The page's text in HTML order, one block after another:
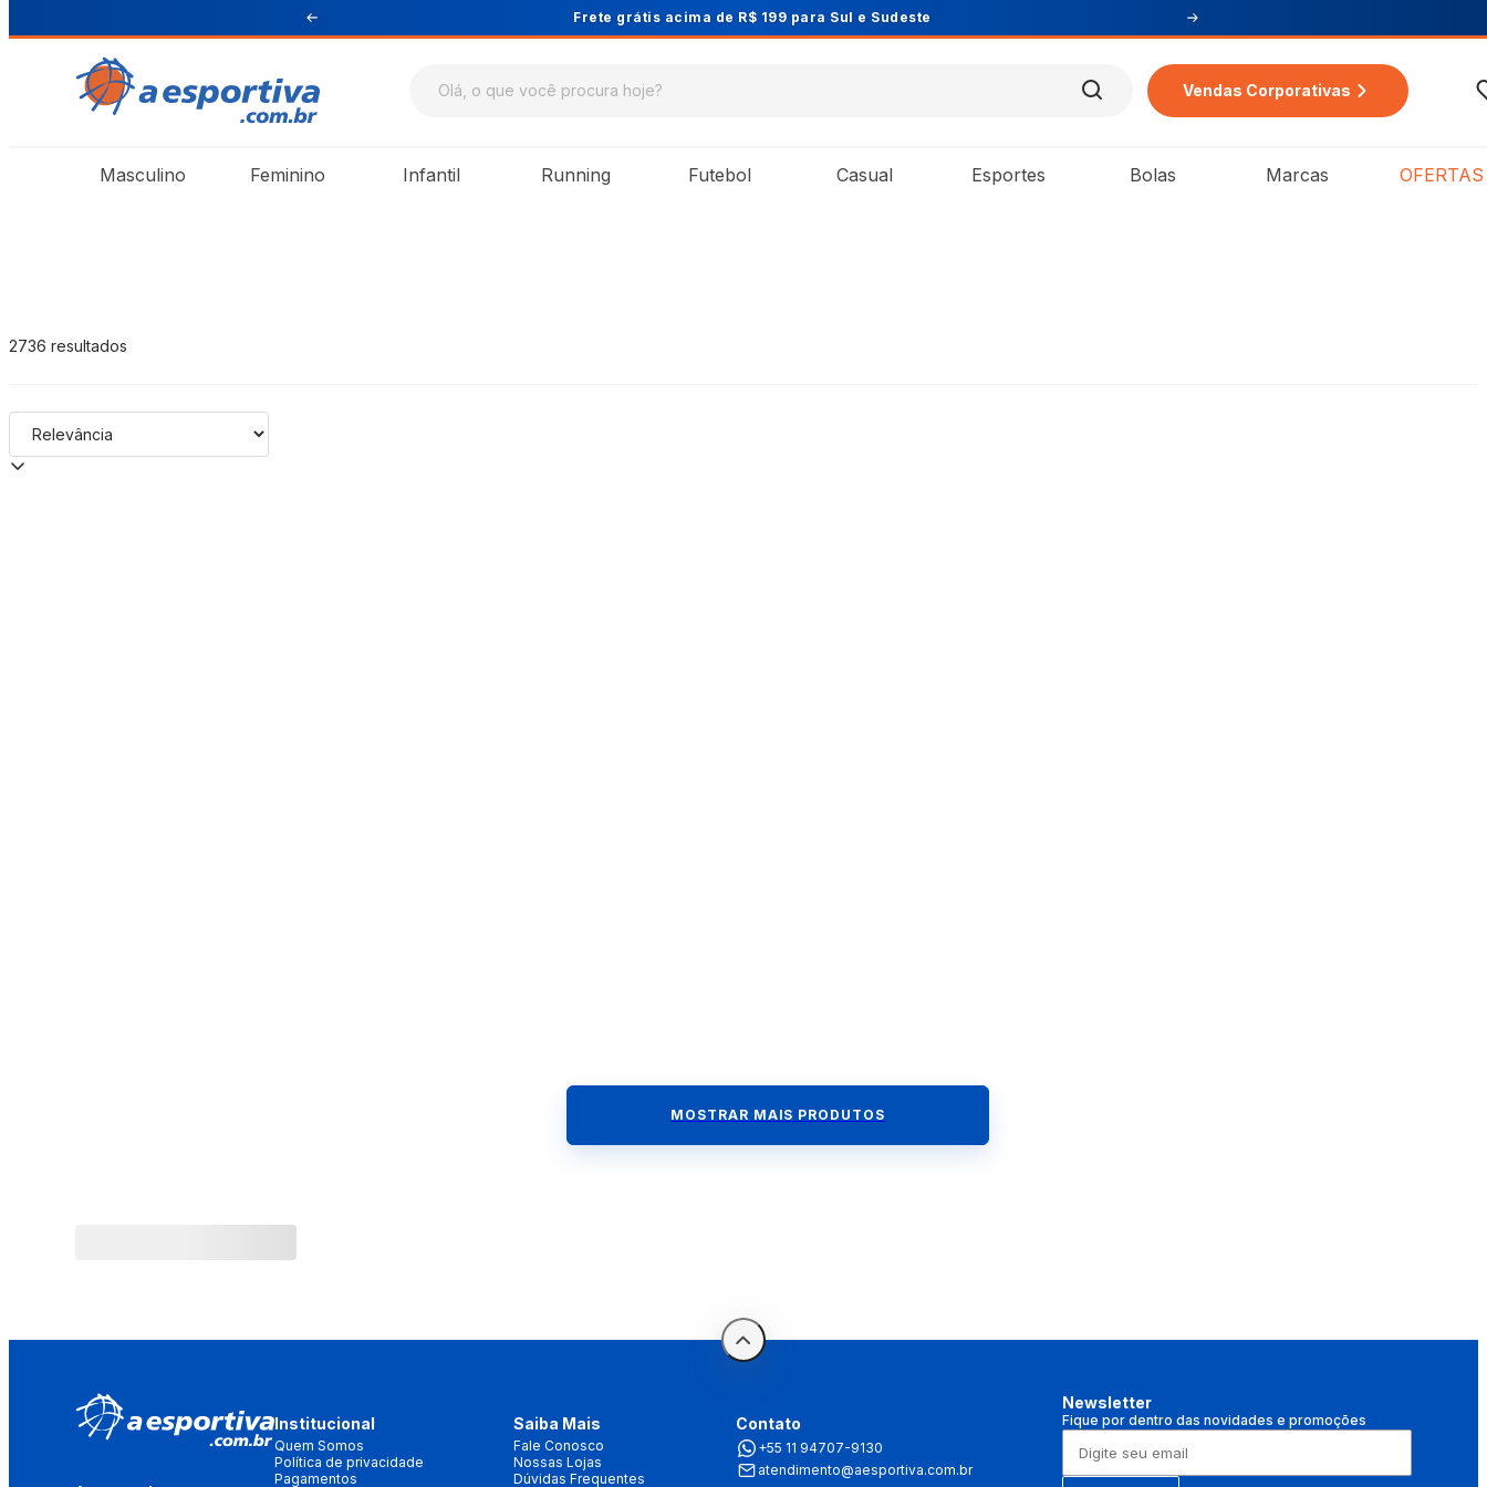
Cupom PRIMEIRA10 para 10% OFF na 1ª compra
Vendas Corporativas
Masculino Feminino Infantil Running Futebol Casual Esportes Bolas Marcas OFERTAS
2736 resultados
MOSTRAR MAIS PRODUTOS
Institucional
Quem Somos
Política de privacidade
Pagamentos
Saiba Mais
Fale Conosco
Nossas Lojas
Dúvidas Frequentes
Contato
+55 11 94707-9130
atendimento@aesportiva.com.br
Newsletter
Fique por dentro das novidades e promoções